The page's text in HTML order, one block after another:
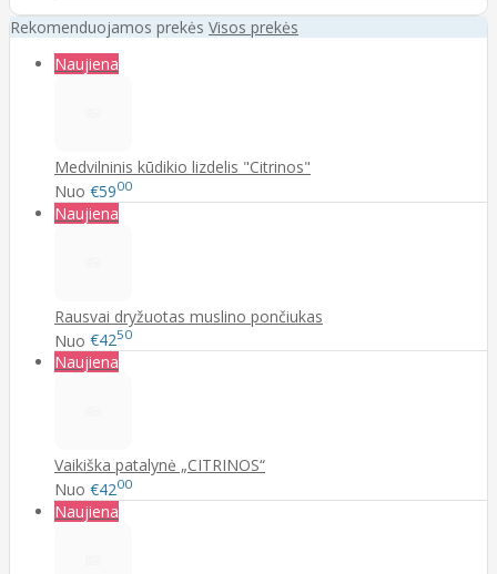
Rekomenduojamos prekės Visos prekės
Naujiena
Medvilninis kūdikio lizdelis "Citrinos"
Nuo €5900
Naujiena
Rausvai dryžuotas muslino pončiukas
Nuo €4250
Naujiena
Vaikiška patalynė „CITRINOS“
Nuo €4200
Naujiena